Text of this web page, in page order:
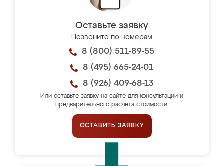
Оставьте заявку
Позвоните по номерам
8 (800) 511-89-55
8 (495) 665-24-01
8 (926) 409-68-13
Или оставьте заявку на сайте для консультации и
предварительного расчёта стоимости.
ОСТАВИТЬ ЗАЯВКУ